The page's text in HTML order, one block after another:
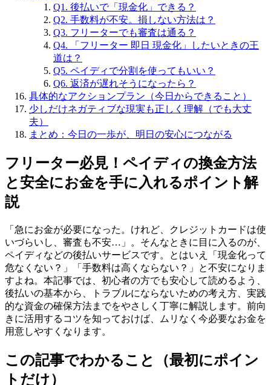
Q1. 後払いで「現金化」できる？
Q2. 手数料が不安。損しない方法は？
Q3. フリーターでも審査は通る？
Q4. 「フリーター 即日 現金化」したいときの王
道は？
Q5. ペイディで分割を使ってもいい？
Q6. 返済が遅れそうになったら？
具体的なアクションプラン（今日からできること）
少しだけネガティブな現実も正しく理解（でも大丈
夫）
まとめ：今日の一歩が、明日の安心につながる
フリーター必見！ペイディの換金方法
と安全にお金を手に入れるポイント解
説
「急にお金が必要になった。けれど、クレジットカードは使
いづらいし、審査も不安…」。そんなときに目に入るのが、
ペイディなどの後払いサービスです。とはいえ「現金化って
危なくない？」「手数料は高くならない？」と不安になりま
すよね。本記事では、初心者の方でも安心して読めるよう、
後払いの基本から、トラブルにならないための考え方、実践
的な資金の確保方法までをやさしく丁寧に解説します。前向
きに活用するコツを知っておけば、ムリなく今必要なお金を
用意しやすくなります。
この記事でわかること（最初にポイン
トだけ）